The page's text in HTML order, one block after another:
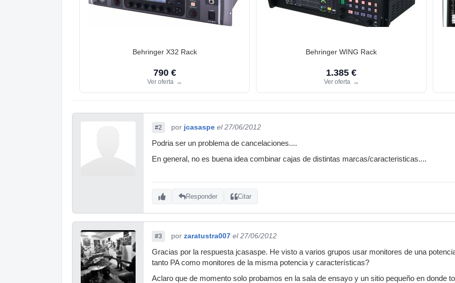
Behringer X32 Rack
790 €
Ver oferta →
Behringer WING Rack
1.385 €
Ver oferta →
#2 por jcasaspe el 27/06/2012
Podria ser un problema de cancelaciones....
En general, no es buena idea combinar cajas de distintas marcas/caracteristicas....
Responder Citar
#3 por zaratustra007 el 27/06/2012
Gracias por la respuesta jcasaspe. He visto a varios grupos usar monitores de una
tanto PA como monitores de la misma potencia y características?
Aclaro que de momento solo probamos en la sala de ensayo y un sitio pequeño en donde